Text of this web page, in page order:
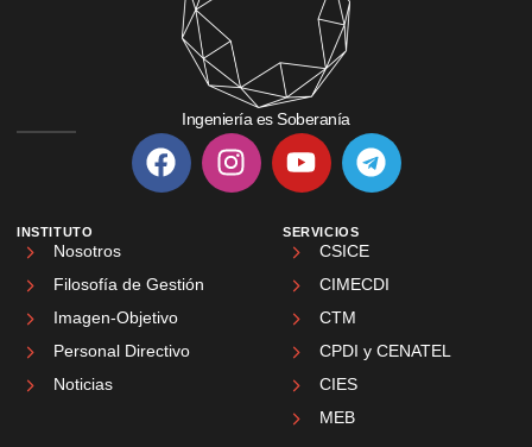
Ingeniería es Soberanía
INSTITUTO
Nosotros
Filosofía de Gestión
Imagen-Objetivo
Personal Directivo
Noticias
SERVICIOS
CSICE
CIMECDI
CTM
CPDI y CENATEL
CIES
MEB